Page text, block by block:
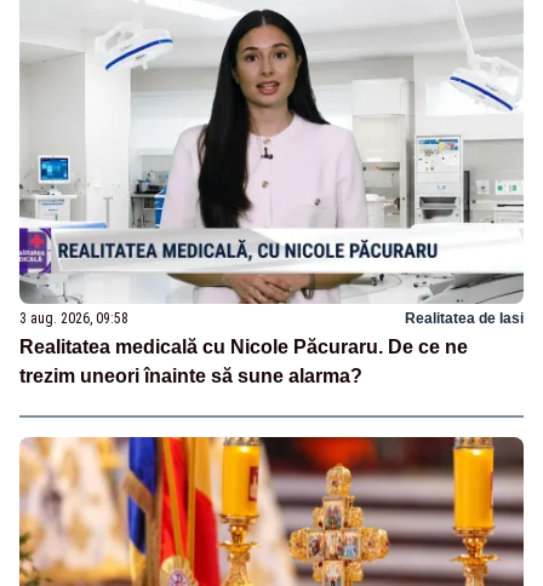
3 aug. 2026, 09:58 Realitatea de Iasi
Realitatea medicală cu Nicole Păcuraru. De ce ne
trezim uneori înainte să sune alarma?